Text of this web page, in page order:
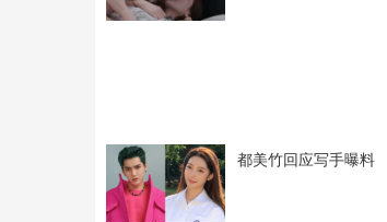
都美竹回应写手曝料